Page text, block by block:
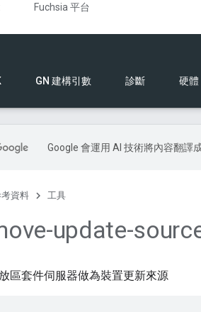
Fuchsia 平台
GN 建構引數 診斷 硬體
Google 會運用 AI 技術將內容翻譯
資料 工具
update-
區套件伺服器做為裝置更新來源